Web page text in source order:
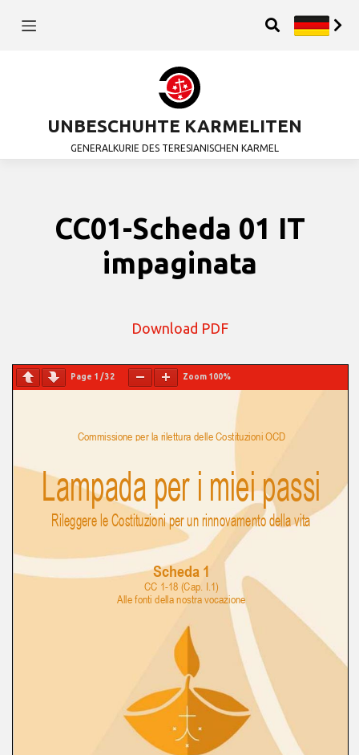
UNBESCHUHTE KARMELITEN
GENERALKURIE DES TERESIANISCHEN KARMEL
CC01-Scheda 01 IT
impaginata
Download PDF
Page 1 /32 Zoom 100%